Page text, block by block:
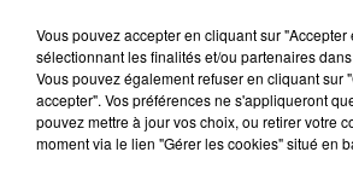
À LA UNE
31 juillet 2026
Gagnez vos entrées à
Vous pouvez accepter en cliquant sur "Accepter
sélectionnant les finalités et/ou partenaires
Vous pouvez également refuser en cliquant sur
accepter". Vos préférences ne s'appliqueront
pouvez mettre à jour vos choix, ou retirer votre
moment via le lien "Gérer les cookies" situé en